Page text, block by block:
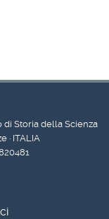
di Storia della Scienza
· ITALIA